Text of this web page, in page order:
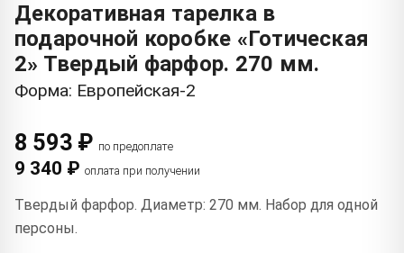
Декоративная тарелка в
подарочной коробке «Готическая
2» Твердый фарфор. 270 мм.
Форма: Европейская-2
8 593 ₽ по предоплате
9 340 ₽ оплата при получении
Твердый фарфор. Диаметр: 270 мм. Набор для одной
персоны.